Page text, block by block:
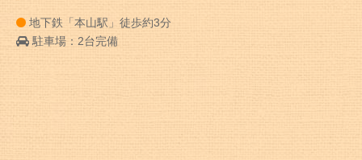
地下鉄「本山駅」徒歩約3分
駐車場：2台完備